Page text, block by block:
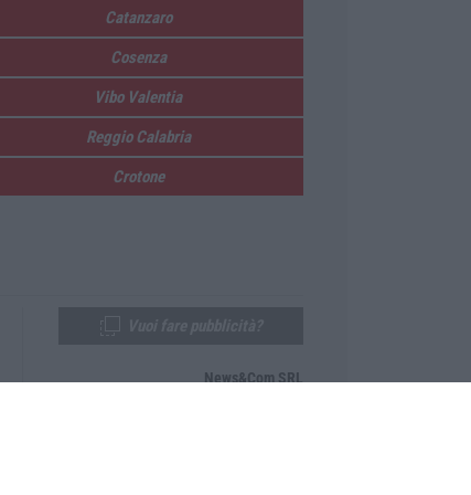
Catanzaro
Cosenza
Vibo Valentia
Reggio Calabria
Crotone
News&Com SRL